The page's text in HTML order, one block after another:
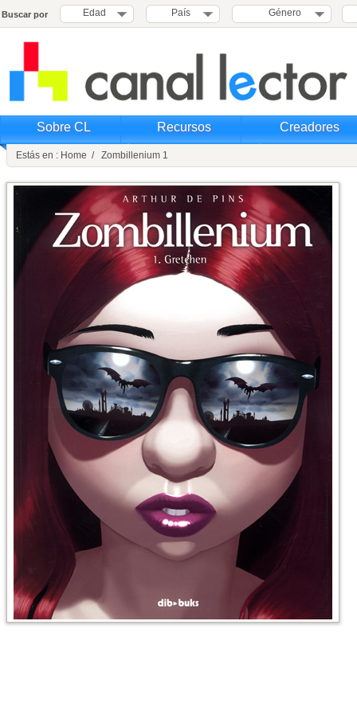
Buscar por Edad País Género
Sobre CL Recursos Creadores
Estás en : Home / Zombillenium 1